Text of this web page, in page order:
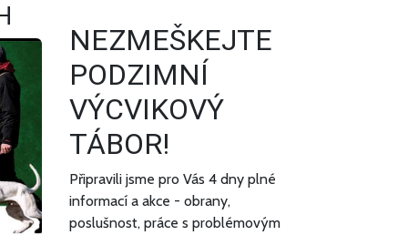
NEZMEŠKEJTE
PODZIMNÍ
VÝCVIKOVÝ
TÁBOR!
Připravili jsme pro Vás 4 dny plné
informací a akce - obrany,
poslušnost, práce s problémovým